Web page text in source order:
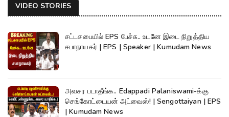
VIDEO STORIES
சட்டசபையில் EPS பேச்சு.. உடனே இடை நிறுத்திய
சபாநாயகர் | EPS | Speaker | Kumudam News
அவசர படாதீங்க.. Edappadi Palaniswami-க்கு
செங்கோட்டையன் அட்வைஸ்! | Sengottaiyan | EPS
| Kumudam News